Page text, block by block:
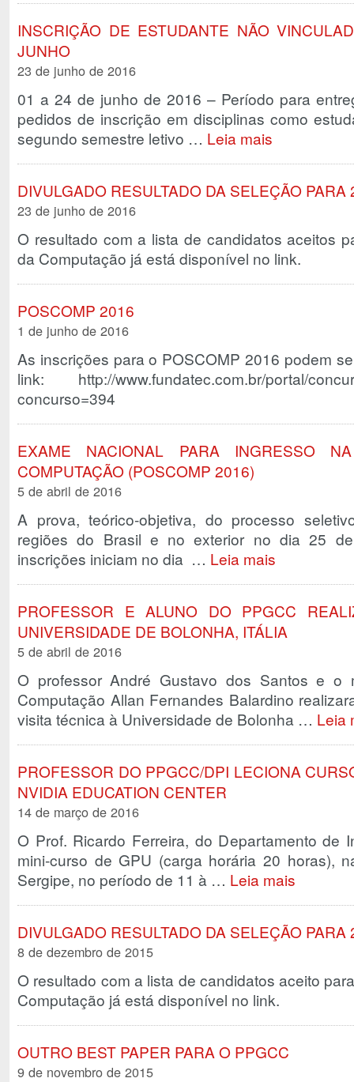
INSCRIÇÃO DE ESTUDANTE NÃO
JUNHO
23 de junho de 2016
01 a 24 de junho de 2016 – Período para
pedidos de inscrição em disciplinas como
segundo semestre letivo … Leia mais
DIVULGADO RESULTADO DA SELEÇÃO PARA
23 de junho de 2016
O resultado com a lista de candidatos aceitos
da Computação já está disponível no link.
POSCOMP 2016
1 de junho de 2016
As inscrições para o POSCOMP 2016 podem
link: http://www.fundatec.com.br/portal/
concurso=394
EXAME NACIONAL PARA INGRESSO
COMPUTAÇÃO (POSCOMP 2016)
5 de abril de 2016
A prova, teórico-objetiva, do processo
regiões do Brasil e no exterior no dia 25
inscrições iniciam no dia … Leia mais
PROFESSOR E ALUNO DO PPGCC
UNIVERSIDADE DE BOLONHA, ITÁLIA
5 de abril de 2016
O professor André Gustavo dos Santos e o
Computação Allan Fernandes Balardino
visita técnica à Universidade de Bolonha … Leia
PROFESSOR DO PPGCC/DPI LECIONA
NVIDIA EDUCATION CENTER
14 de março de 2016
O Prof. Ricardo Ferreira, do Departamento de
mini-curso de GPU (carga horária 20 horas),
Sergipe, no período de 11 à … Leia mais
DIVULGADO RESULTADO DA SELEÇÃO PARA
8 de dezembro de 2015
O resultado com a lista de candidatos aceito
Computação já está disponível no link.
OUTRO BEST PAPER PARA O PPGCC
9 de novembro de 2015